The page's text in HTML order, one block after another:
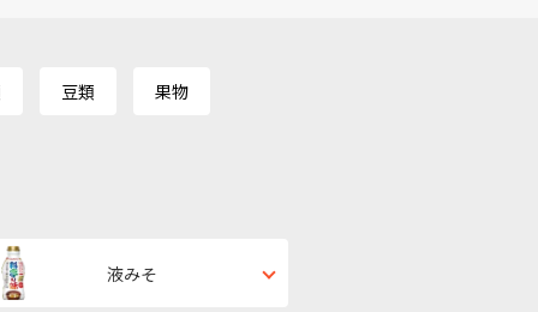
豆類 果物
液みそ